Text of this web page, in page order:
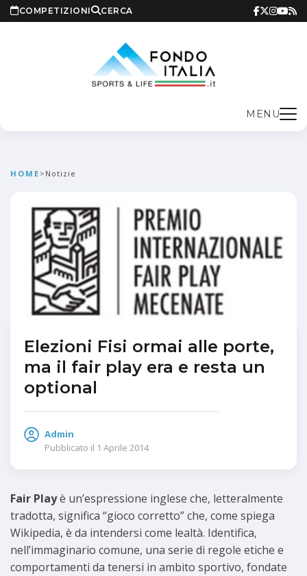
COMPETIZIONI CERCA
MENU
HOME > Notizie
Elezioni Fisi ormai alle porte,
ma il fair play era e resta un
optional
Admin
Pubblicato il 1 Aprile 2014
Fair Playè un’espressione inglese che, letteralmente
tradotta, significa “gioco corretto” che, come spiega
Wikipedia, è da intendersi come lealtà. Identifica,
nell’immaginario comune, una serie di regole etiche e
comportamenti da tenersi in ambito sportivo, fondate